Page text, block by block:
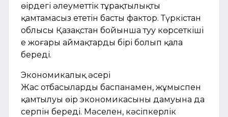
өңірдегі әлеуметтік тұрақтылықты
қамтамасыз ететін басты фактор. Түркістан
облысы Қазақстан бойынша туу көрсеткіші
ең жоғары аймақтардың бірі болып қала
береді.
Экономикалық әсері
Жас отбасылардың баспанамен, жұмыспен
қамтылуы өңір экономикасының дамуына да
серпін береді. Мәселен, кәсіпкерлік